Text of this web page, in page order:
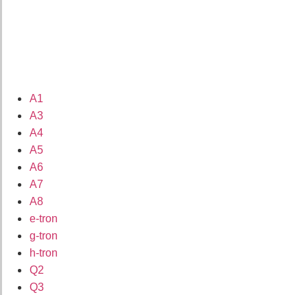
A1
A3
A4
A5
A6
A7
A8
e-tron
g-tron
h-tron
Q2
Q3